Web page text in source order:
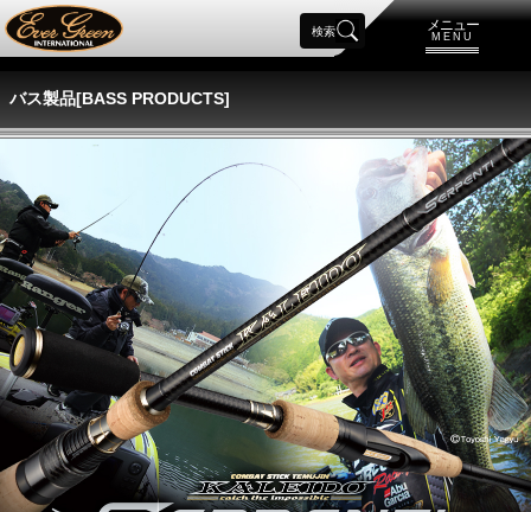
メニュー
MENU
検索
バス製品[BASS PRODUCTS]